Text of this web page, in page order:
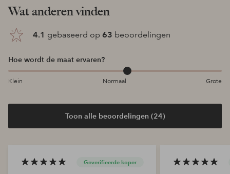
Wat anderen vinden
4.1 gebaseerd op 63 beoordelingen
Hoe wordt de maat ervaren?
Klein Normaal Grote
Toon alle beoordelingen (24)
Geverifieerde koper